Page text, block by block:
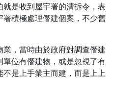
是收到屋宇署的清拆令，表
積極處理僭建個案，不少舊
，當時由於政府對調查僭建
位有僭建物，或是忽視了有
是上手業主而建，而是上上